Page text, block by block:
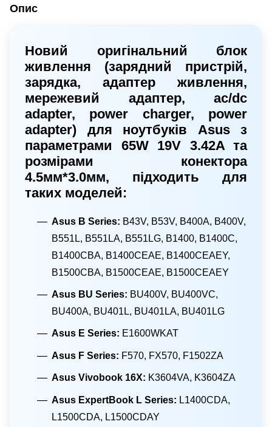
Опис
Новий оригінальний блок
живлення (зарядний пристрій,
зарядка, адаптер живлення,
мережевий адаптер, ac/dc
adapter, power charger, power
adapter) для ноутбуків Asus з
параметрами 65W 19V 3.42A та
розмірами конектора
4.5мм*3.0мм, підходить для
таких моделей:
Asus B Series: B43V, B53V, B400A, B400V,
B551L, B551LA, B551LG, B1400, B1400C,
B1400CBA, B1400CEAE, B1400CEAEY,
B1500CBA, B1500CEAE, B1500CEAEY
Asus BU Series: BU400V, BU400VC,
BU400A, BU401L, BU401LA, BU401LG
Asus E Series: E1600WKAT
Asus F Series: F570, FX570, F1502ZA
Asus Vivobook 16X: K3604VA, K3604ZA
Asus ExpertBook L Series: L1400CDA,
L1500CDA, L1500CDAY